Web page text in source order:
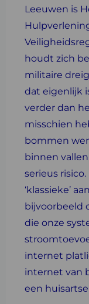
Leeuwen is
houdt zich
militaire
dat eigenlijk
verder dan
misschien
bommen
binnen
serieus
‘klassieke’
bijvoorbeeld
die onze
internet
internet van
een